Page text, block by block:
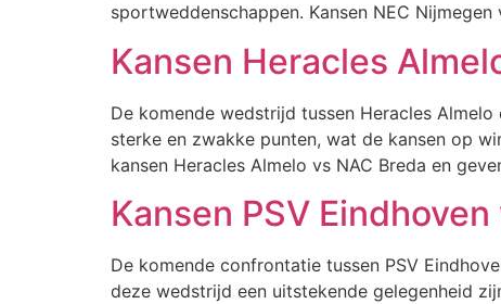
sportweddenschappen. Kansen NEC
Kansen Heracles
De komende wedstrijd tussen Heracles
sterke en zwakke punten, wat de kansen op
kansen Heracles Almelo vs NAC Breda en
Kansen PSV
De komende confrontatie tussen PSV
deze wedstrijd een uitstekende gelegenheid